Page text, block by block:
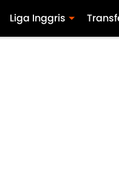
Liga Inggris